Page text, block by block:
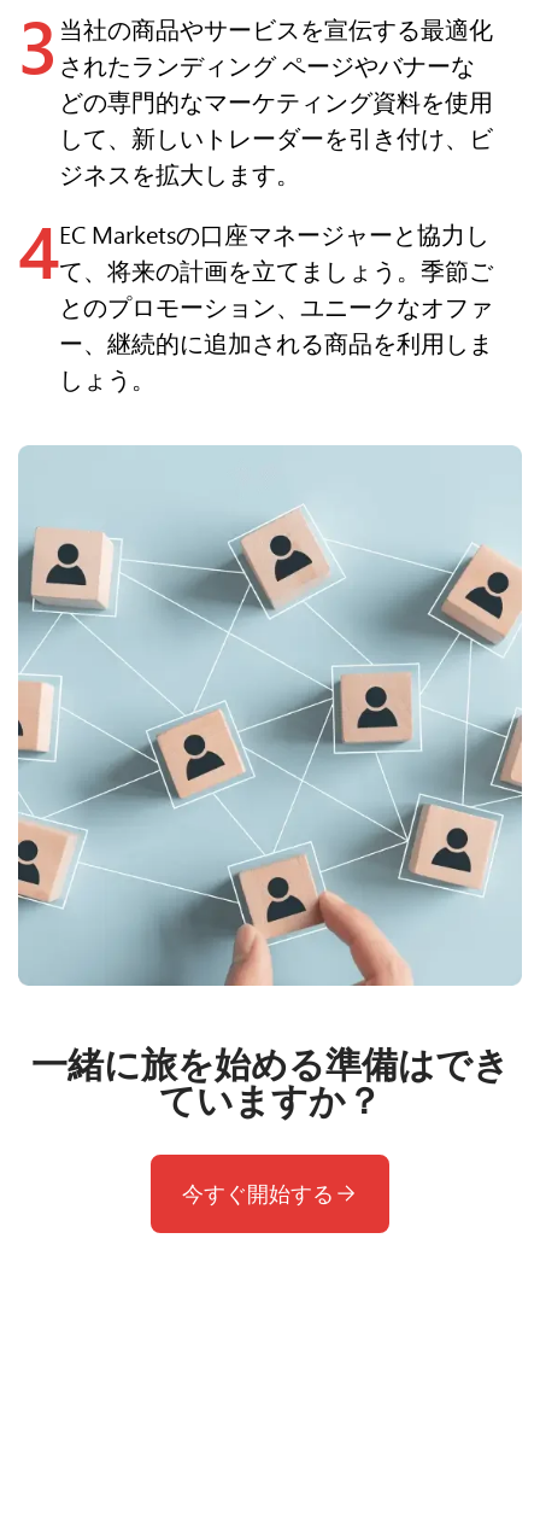
3 当社の商品やサービスを宣伝する最適化
されたランディング ページやバナーな
どの専門的なマーケティング資料を使用
して、新しいトレーダーを引き付け、ビ
ジネスを拡大します。
4EC Marketsの口座マネージャーと協力し
て、将来の計画を立てましょう。季節ご
とのプロモーション、ユニークなオファ
ー、継続的に追加される商品を利用しま
しょう。
一緒に旅を始める準備はでき
ていますか？
今すぐ開始する